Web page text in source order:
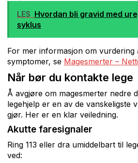
LES Hvordan bli gravid med
syklus
For mer informasjon om vurdering
symptomer, se Magesmerter –
Når bør du kontakte lege
Å avgjøre om magesmerter nedre
legehjelp er en av de vanskeligste
gjør. Her er en klar veiledning.
Akutte faresignaler
Ring 113 eller dra umiddelbart til
ved: